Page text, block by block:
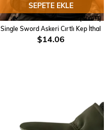
SEPETE EKLE
Single Sword Askeri Cırtlı Kep İthal
(SİYAH)
$14.06